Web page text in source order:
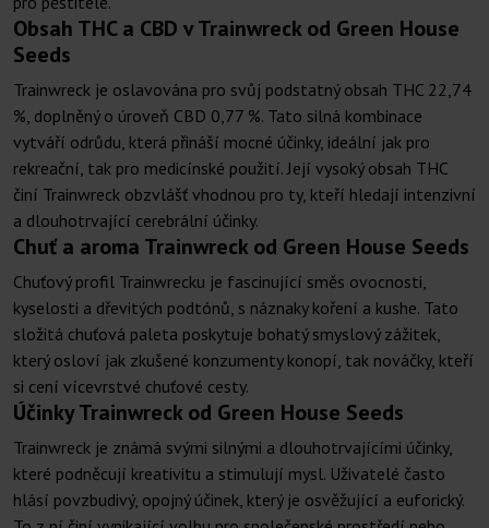
Obsah THC a CBD v Trainwreck od Green House
Seeds
Trainwreck je oslavována pro svůj podstatný obsah THC 22,74
%, doplněný o úroveň CBD 0,77 %. Tato silná kombinace
vytváří odrůdu, která přináší mocné účinky, ideální jak pro
rekreační, tak pro medicínské použití. Její vysoký obsah THC
činí Trainwreck obzvlášť vhodnou pro ty, kteří hledají intenzivní
a dlouhotrvající cerebrální účinky.
Chuť a aroma Trainwreck od Green House Seeds
Chuťový profil Trainwrecku je fascinující směs ovocnosti,
kyselosti a dřevitých podtónů, s náznaky koření a kushe. Tato
složitá chuťová paleta poskytuje bohatý smyslový zážitek,
který osloví jak zkušené konzumenty konopí, tak nováčky, kteří
si cení vícevrstvé chuťové cesty.
Účinky Trainwreck od Green House Seeds
Trainwreck je známá svými silnými a dlouhotrvajícími účinky,
které podněcují kreativitu a stimulují mysl. Uživatelé často
hlásí povzbudivý, opojný účinek, který je osvěžující a euforický.